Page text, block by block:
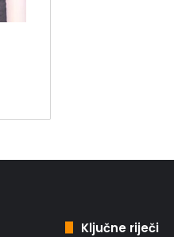
Ključne riječi